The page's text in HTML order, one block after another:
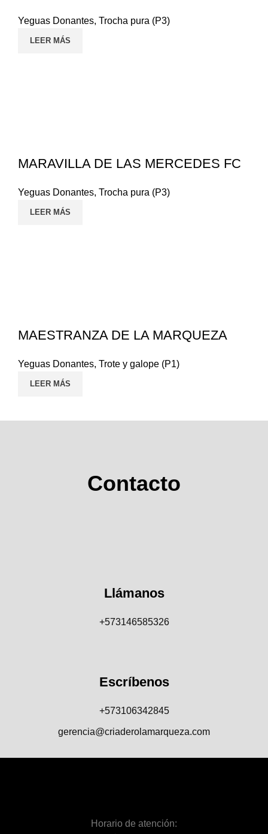
Yeguas Donantes, Trocha pura (P3)
LEER MÁS
MARAVILLA DE LAS MERCEDES FC
Yeguas Donantes, Trocha pura (P3)
LEER MÁS
MAESTRANZA DE LA MARQUEZA
Yeguas Donantes, Trote y galope (P1)
LEER MÁS
Contacto
Llámanos
+573146585326
Escríbenos
+573106342845
gerencia@criaderolamarqueza.com
Horario de atención: